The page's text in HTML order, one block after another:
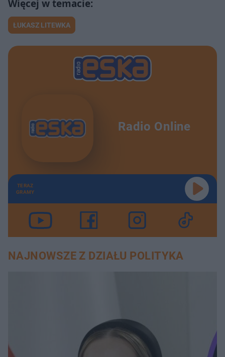
ŁUKASZ LITEWKA
Radio Online
TERAZ
GRAMY
NAJNOWSZE Z DZIAŁU POLITYKA